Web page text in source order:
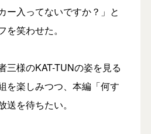
ー入ってないですか？」と
を笑わせた。
三様のKAT-TUNの姿を見る
を楽しみつつ、本編「何す
送を待ちたい。